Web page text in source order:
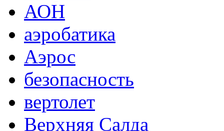
АОН
аэробатика
Аэрос
безопасность
вертолет
Верхняя Салда